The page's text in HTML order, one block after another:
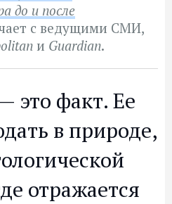
до и после
с ведущими СМИ,
и Guardian.
это факт. Ее
в природе,
отражается